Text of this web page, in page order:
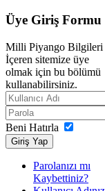
Üye Giriş Formu
Milli Piyango Bilgileri
İçeren sitemize üye
olmak için bu bölümü
kullanabilirsiniz.
Beni Hatırla
Giriş Yap
Parolanızı mı
Kaybettiniz?